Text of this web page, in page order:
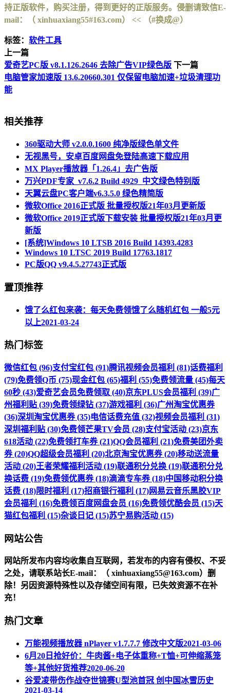
持正版软件，购买注册，得到更好的正版服务。侵删请致信E-
mail：（ xinhuaxiang55#163.com） << （#换成@）
标签： 软件工具
上一篇
爱奇艺PC版 v8.1.126.2646 去除广告VIP绿色版 下一篇
电脑管家加速版 13.6.20660.301 仅保留电脑加速+垃圾清理功
能
相关推荐
360驱动大师 v2.0.0.1600 纯净版绿色单文件
无视黑号，安卓百度网盘免登陆高速下载应用
MX Player播放器「1.26.4」去广告版
万兴PDF专家_v7.6.2 Build 4929_中文绿色特别版
天翼云盘PC客户端v6.3.5.0 绿色精简版
微软Office 2016正式版 批量授权版21年03月更新版
微软Office 2019正式版下载安装 批量授权版21年03月更
新版
[系统]Windows 10 LTSB 2016 Build 14393.4283
Windows 10 LTSC 2019 Build 17763.1817
PC版QQ v9.4.5.27743正式版
置顶推荐
饿了么红包来袭：每天免费领饿了么随机红包 一般5元
以上2021-03-24
热门标签
微信红包 (96)支付宝红包 (91)腾讯视频会员福利 (81)话费福利
(79)免费领Q币 (75)现金红包 (65)福利 (55)免费领流量 (45)每天
60秒 (43)爱奇艺会员免费领取 (40)京东PLUS会员福利 (39)广
州福利贴 (39)免费领绿钻 (37)游戏福利 (36)广州淘宝优惠券
(36)深圳淘宝优惠券 (35)电信话费充值 (32)视频会员福利 (31)
深圳福利贴 (30)免费领芒果TV会员 (28)支付宝活动 (23)京东
618活动 (22)免费领打车券 (21)QQ会员福利 (21)免费美团外卖
券 (20)QQ超级会员福利 (20)北京淘宝优惠券 (20)移动送流量
活动 (20)王者荣耀福利活动 (19)联通积分兑换 (19)联通积分兑
换话费 (19)免费领优惠券 (18)滴滴专车券 (18)中国移动积分换
话费 (18)限时福利 (17)招商银行福利 (17)网易云音乐黑胶VIP
会员福利 (16)免费领百度网盘会员 (16)免费领优酷会员 (15)天
猫红包福利 (15)杂谈日记 (15)苏宁易购活动 (15)
网站公告
网站所发布内容均收集自互联网，若发布的内容有侵权、不妥
之处，请联系站长E-mail：（ xinhuaxiang55@163.com）删
除！另因资源特殊性以及存储空间有限，已失效资源不在补
充！
热门文章
万能视频播放器 nPlayer v1.7.7.7 修改中文版2021-03-06
6月20日抢好价：牛肉酱+电子体重称+T恤+可伸缩蒸笼
等+其他好货推荐2020-06-20
谷爱凌带伤作战夺世锦赛U型池首冠 创中国冰雪历史
2021-03-14